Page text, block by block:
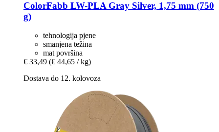
ColorFabb LW-​PLA Gray Silver, 1,75 mm (750
g)
tehnologija pjene
smanjena težina
mat površina
€ 33,49 (€ 44,65 / kg)
Dostava do 12. kolovoza